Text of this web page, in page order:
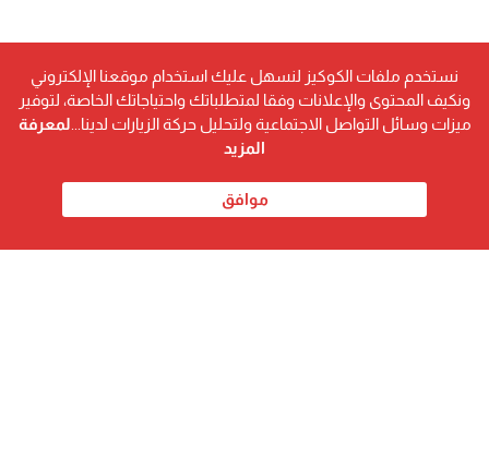
نستخدم ملفات الكوكيز لنسهل عليك استخدام موقعنا الإلكتروني
ونكيف المحتوى والإعلانات وفقا لمتطلباتك واحتياجاتك الخاصة، لتوفير
ميزات وسائل التواصل الاجتماعية ولتحليل حركة الزيارات لدينا... لمعرفة
المزيد
موافق